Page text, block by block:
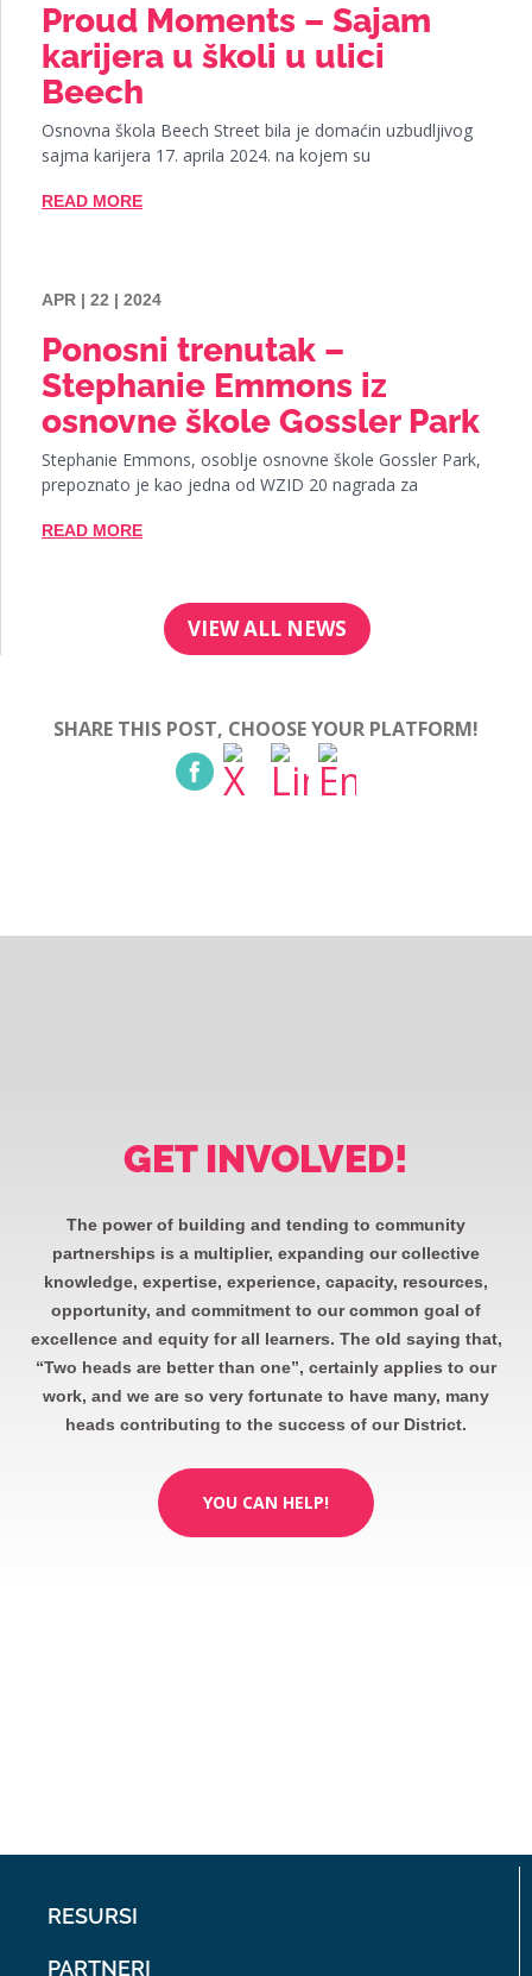
Proud Moments – Sajam
karijera u školi u ulici
Beech
Osnovna škola Beech Street bila je domaćin uzbudljivog
sajma karijera 17. aprila 2024. na kojem su
READ MORE
APR | 22 | 2024
Ponosni trenutak –
Stephanie Emmons iz
osnovne škole Gossler Park
Stephanie Emmons, osoblje osnovne škole Gossler Park,
prepoznato je kao jedna od WZID 20 nagrada za
READ MORE
VIEW ALL NEWS
SHARE THIS POST, CHOOSE YOUR PLATFORM!
GET INVOLVED!
The power of building and tending to community
partnerships is a multiplier, expanding our collective
knowledge, expertise, experience, capacity, resources,
opportunity, and commitment to our common goal of
excellence and equity for all learners. The old saying that,
“Two heads are better than one”, certainly applies to our
work, and we are so very fortunate to have many, many
heads contributing to the success of our District.
YOU CAN HELP!
RESURSI
PARTNERI